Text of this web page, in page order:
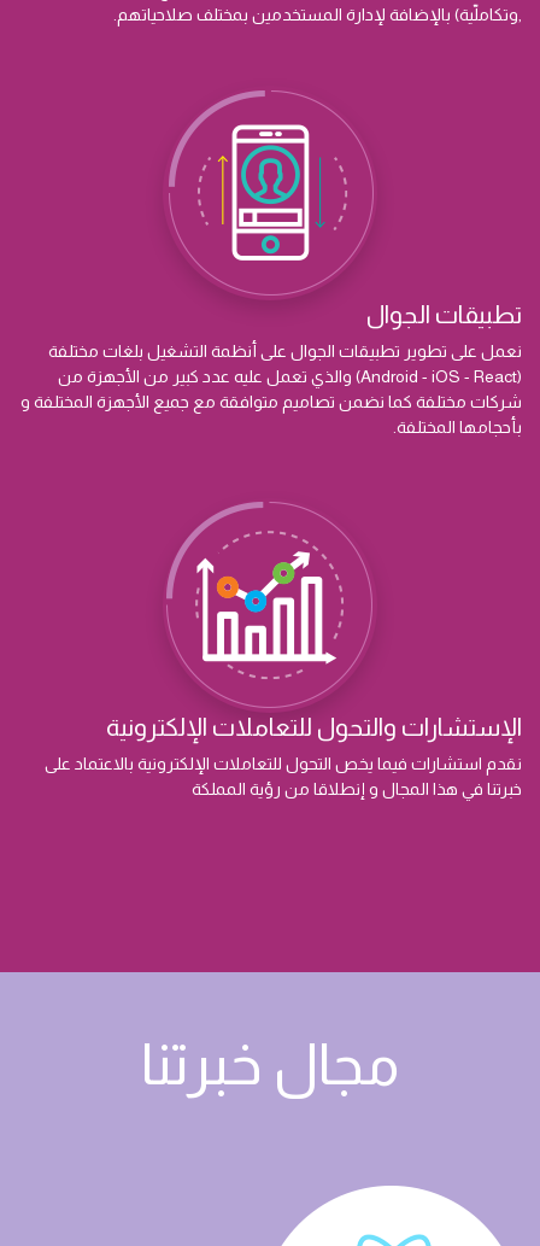
,وتكاملّية) بالإضافة لإدارة المستخدمين بمختلف صلاحياتهم.
تطبيقات الجوال
نعمل على تطوير تطبيقات الجوال على أنظمة التشغيل بلغات مختلفة
(Android - iOS - React) والذي تعمل عليه عدد كبير من الأجهزة من
شركات مختلفة كما نضمن تصاميم متوافقة مع جميع الأجهزة المختلفة و
بأحجامها المختلفة.
الإستشارات والتحول للتعاملات الإلكترونية
نقدم استشارات فيما يخص التحول للتعاملات الإلكترونية بالاعتماد على
خبرتنا في هذا المجال و إنطلاقا من رؤية المملكة
مجال خبرتنا